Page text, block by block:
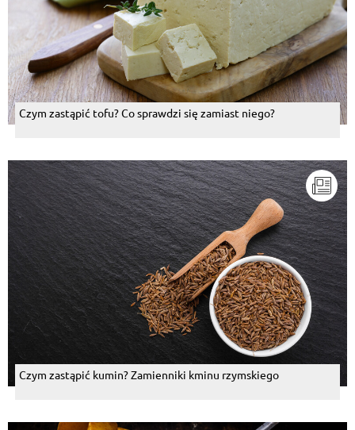
Czym zastąpić tofu? Co sprawdzi się zamiast niego?
Czym zastąpić kumin? Zamienniki kminu rzymskiego